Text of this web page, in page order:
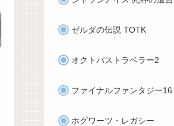
ゼルダの伝説 TOTK
オクトパストラベラー2
ファイナルファンタジー16
ホグワーツ・レガシー